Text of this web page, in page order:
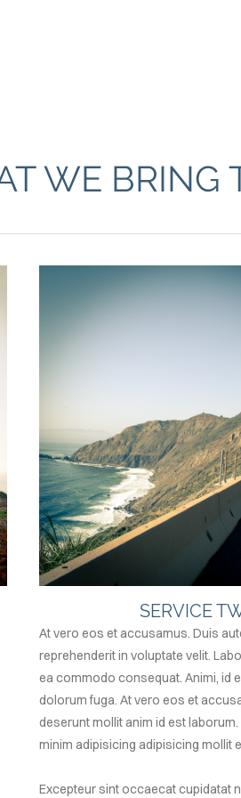
WE BRING
SERVICE
At vero eos et accusamus. Duis
reprehenderit in voluptate velit.
ea commodo consequat. Animi, id
dolorum fuga. At vero eos et
deserunt mollit anim id est
minim adipisicing adipisicing mollit
Excepteur sint occaecat cupidatat